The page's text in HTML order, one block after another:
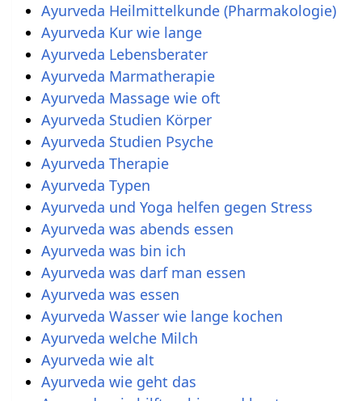
Ayurveda Heilmittelkunde (Pharmakologie)
Ayurveda Kur wie lange
Ayurveda Lebensberater
Ayurveda Marmatherapie
Ayurveda Massage wie oft
Ayurveda Studien Körper
Ayurveda Studien Psyche
Ayurveda Therapie
Ayurveda Typen
Ayurveda und Yoga helfen gegen Stress
Ayurveda was abends essen
Ayurveda was bin ich
Ayurveda was darf man essen
Ayurveda was essen
Ayurveda Wasser wie lange kochen
Ayurveda welche Milch
Ayurveda wie alt
Ayurveda wie geht das